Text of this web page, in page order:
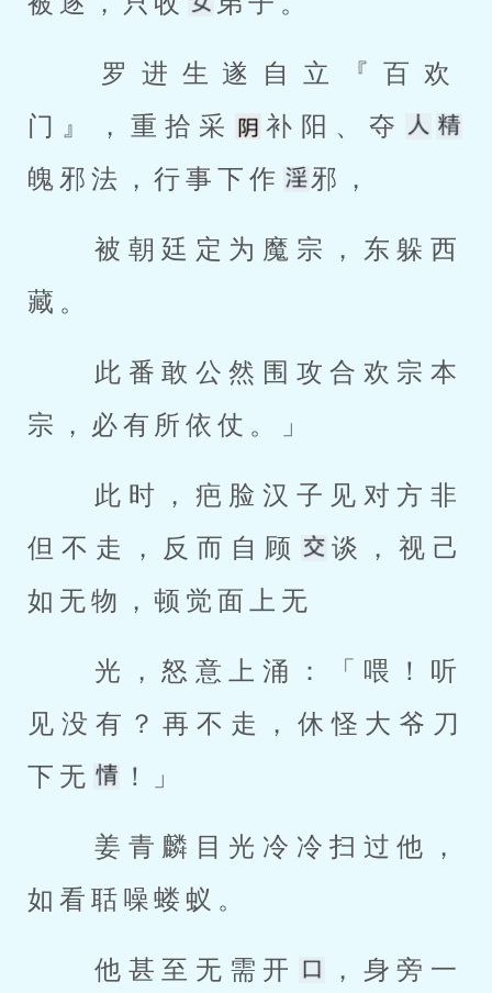
门』，重拾采
补阳、夺
魄邪法，行事下作
邪，
藏。
宗，必有所依仗。」
但不走，反而自顾
谈，视己
如无物，顿觉面上无
见没有？再不走，休怪大爷刀
下无
！」
如看聒噪蝼蚁。
他甚至无需开
，身旁一